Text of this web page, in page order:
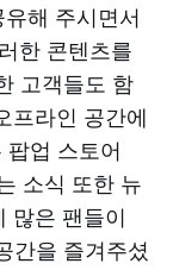
해 주시면서
한 콘텐츠를
고객들도 함
프라인 공간에
업 스토어
소식 또한 뉴
많은 팬들이
간을 즐겨주셨